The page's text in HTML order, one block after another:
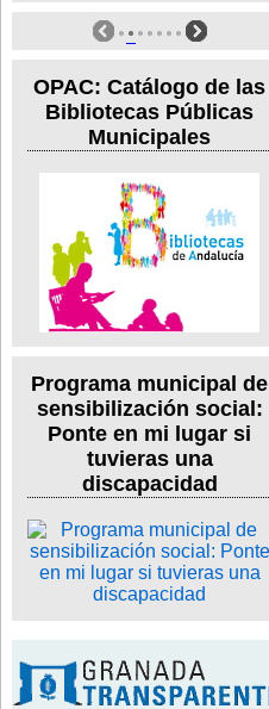
OPAC: Catálogo de las
Bibliotecas Públicas
Municipales
Programa municipal de
sensibilización social:
Ponte en mi lugar si
tuvieras una
discapacidad